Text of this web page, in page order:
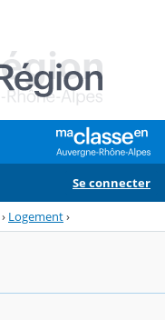
Se connecter
› Logement›